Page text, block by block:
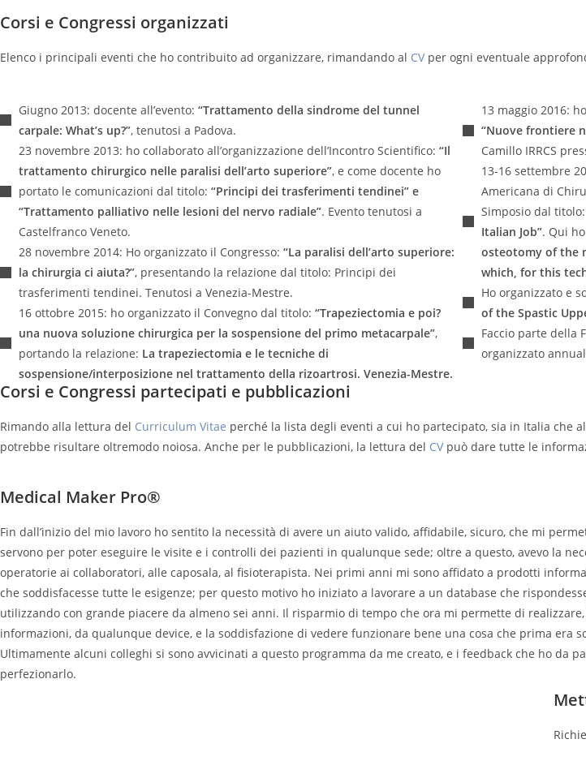
Corsi e Congressi organizzati
Elenco i principali eventi che ho contribuito ad organizzare, rimandando al CV per ogni eventuale
Giugno 2013: docente all’evento: “Trattamento della sindrome del tunnel
carpale: What’s up?”, tenutosi a Padova.
23 novembre 2013: ho collaborato all’organizzazione dell’Incontro Scientifico: “Il
trattamento chirurgico nelle paralisi dell’arto superiore”, e come docente ho
portato le comunicazioni dal titolo: “Principi dei trasferimenti tendinei” e
“Trattamento palliativo nelle lesioni del nervo radiale”. Evento tenutosi a
Castelfranco Veneto.
28 novembre 2014: Ho organizzato il Congresso: “La paralisi dell’arto superiore:
la chirurgia ci aiuta?”, presentando la relazione dal titolo: Principi dei
trasferimenti tendinei. Tenutosi a Venezia-Mestre.
16 ottobre 2015: ho organizzato il Convegno dal titolo: “Trapeziectomia e poi?
una nuova soluzione chirurgica per la sospensione del primo metacarpale”,
portando la relazione: La trapeziectomia e le tecniche di
sospensione/interposizione nel trattamento della rizoartrosi. Venezia-Mestre.
13 maggio 2016:
“Nuove frontiere
Camillo IRRCS
13-16 settembre
Americana di
Simposio dal titolo:
Italian Job”. Qui
osteotomy of the
which, for this
Ho organizzato e
of the Spastic
Faccio parte della
organizzato
Corsi e Congressi partecipati e pubblicazioni
Rimando alla lettura del Curriculum Vitae perché la lista degli eventi a cui ho partecipato, sia in Italia che
potrebbe risultare oltremodo noiosa. Anche per le pubblicazioni, la lettura del CV può dare tutte le
Medical Maker Pro®
Fin dall’inizio del mio lavoro ho sentito la necessità di avere un aiuto valido, affidabile, sicuro, che mi
servono per poter eseguire le visite e i controlli dei pazienti in qualunque sede; oltre a questo, avevo la
operatorie ai collaboratori, alle caposala, al fisioterapista. Nei primi anni mi sono affidato a prodotti
che soddisfacesse tutte le esigenze; per questo motivo ho iniziato a lavorare a un database che
utilizzando con grande piacere da almeno sei anni. Il risparmio di tempo che ora mi permette di
informazioni, da qualunque device, e la soddisfazione di vedere funzionare bene una cosa che prima era
Ultimamente alcuni colleghi si sono avvicinati a questo programma da me creato, e i feedback che ho da
perfezionarlo.